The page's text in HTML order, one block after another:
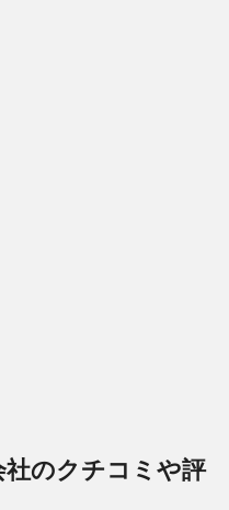
のクチコミや評